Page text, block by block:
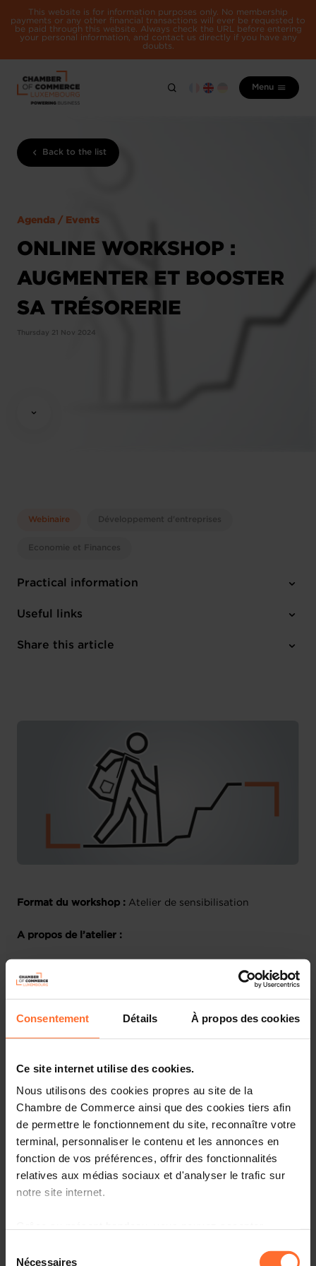
Consentement Détails À propos des cookies
Ce site internet utilise des cookies.
Nous utilisons des cookies propres au site de la
Chambre de Commerce ainsi que des cookies tiers afin
de permettre le fonctionnement du site, reconnaître votre
terminal, personnaliser le contenu et les annonces en
fonction de vos préférences, offrir des fonctionnalités
relatives aux médias sociaux et d'analyser le trafic sur
notre site internet.
à l’exception des cookies strictement nécessaires au
Nécessaires
This website is for information purposes only. No membership
payments or any other financial transactions will ever be requested to
be paid through this website. Always check the URL before entering
your personal information, and contact us directly if you have any
doubts.
Menu
Back to the list
Agenda / Events
ONLINE WORKSHOP :
AUGMENTER ET BOOSTER
SA TRÉSORERIE
Thursday 21 Nov 2024
Webinaire Développement d'entreprises
Economie et Finances
Practical information
Thursday 21 Nov 2024
Online
Useful links
Register here
Share this article
Format du workshop : Atelier de sensibilisation
A propos de l’atelier :
face au contexte économique actuel ?
dans le cadre d’un développement : augmentation
significative du chiffre d’affaires, recherche de
succursale, acquisition / fusion
Tel est le défi des dirigeants d’entreprises.
Plan de la session :
Introduction
Le processus d’optimisation de la trésorerie
différents postes du bilan